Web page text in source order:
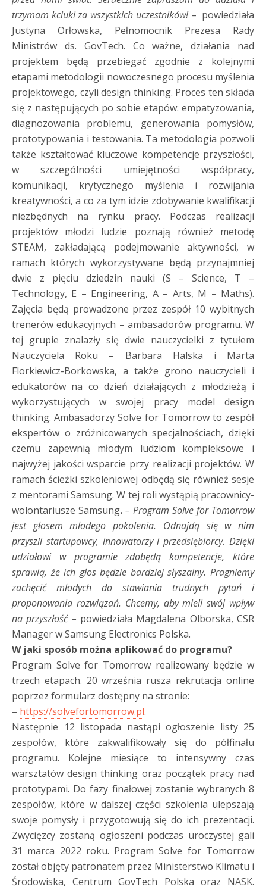
trzymam kciuki za wszystkich uczestników!– powiedziała
Justyna Orłowska, Pełnomocnik Prezesa Rady
Ministrów ds. GovTech. Co ważne, działania nad
projektem będą przebiegać zgodnie z kolejnymi
etapami metodologii nowoczesnego procesu myślenia
projektowego, czyli design thinking. Proces ten składa
się z następujących po sobie etapów: empatyzowania,
diagnozowania problemu, generowania pomysłów,
prototypowania i testowania. Ta metodologia pozwoli
także kształtować kluczowe kompetencje przyszłości,
w szczególności umiejętności współpracy,
komunikacji, krytycznego myślenia i rozwijania
kreatywności, a co za tym idzie zdobywanie kwalifikacji
niezbędnych na rynku pracy. Podczas realizacji
projektów młodzi ludzie poznają również metodę
STEAM, zakładającą podejmowanie aktywności, w
ramach których wykorzystywane będą przynajmniej
dwie z pięciu dziedzin nauki (S – Science, T –
Technology, E – Engineering, A – Arts, M – Maths).
Zajęcia będą prowadzone przez zespół 10 wybitnych
trenerów edukacyjnych – ambasadorów programu. W
tej grupie znalazły się dwie nauczycielki z tytułem
Nauczyciela Roku – Barbara Halska i Marta
Florkiewicz-Borkowska, a także grono nauczycieli i
edukatorów na co dzień działających z młodzieżą i
wykorzystujących w swojej pracy model design
thinking. Ambasadorzy Solve for Tomorrow to zespół
ekspertów o zróżnicowanych specjalnościach, dzięki
czemu zapewnią młodym ludziom kompleksowe i
najwyżej jakości wsparcie przy realizacji projektów. W
ramach ścieżki szkoleniowej odbędą się również sesje
z mentorami Samsung. W tej roli wystąpią pracownicy-
wolontariusze Samsung. – Program Solve for Tomorrow
jest głosem młodego pokolenia. Odnajdą się w nim
przyszli startupowcy, innowatorzy i przedsiębiorcy. Dzięki
udziałowi w programie zdobędą kompetencje, które
sprawią, że ich głos będzie bardziej słyszalny. Pragniemy
zachęcić młodych do stawiania trudnych pytań i
proponowania rozwiązań. Chcemy, aby mieli swój wpływ
na przyszłość – powiedziała Magdalena Olborska, CSR
Manager w Samsung Electronics Polska.
W jaki sposób można aplikować do programu?
Program Solve for Tomorrow realizowany będzie w
trzech etapach. 20 września rusza rekrutacja online
poprzez formularz dostępny na stronie:
– https://solvefortomorrow.pl.
Następnie 12 listopada nastąpi ogłoszenie listy 25
zespołów, które zakwalifikowały się do półfinału
programu. Kolejne miesiące to intensywny czas
warsztatów design thinking oraz początek pracy nad
prototypami. Do fazy finałowej zostanie wybranych 8
zespołów, które w dalszej części szkolenia ulepszają
swoje pomysły i przygotowują się do ich prezentacji.
Zwycięzcy zostaną ogłoszeni podczas uroczystej gali
31 marca 2022 roku. Program Solve for Tomorrow
został objęty patronatem przez Ministerstwo Klimatu i
Środowiska, Centrum GovTech Polska oraz NASK.